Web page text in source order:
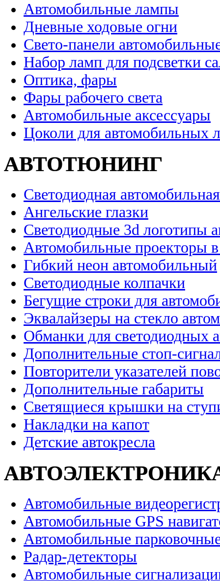
Автомобильные лампы
Дневные ходовые огни
Свето-панели
Набор ламп для подсветки
Оптика, фары
Фары рабочего света
Автомобильные аксессуары
Цоколи для автомобильных
АВТОТЮНИНГ
Светодиодная
Ангельские глазки
Светодиодные 3d логотипы
Автомобильные проекторы
Гибкий неон автомобильный
Светодиодные колпачки
Бегущие строки для
Эквалайзеры на стекло
Обманки для светодиодных
Дополнительные стоп-
Повторители указателей
Дополнительные габариты
Светящиеся крышки на
Накладки на капот
Детские автокресла
Автомобильные
Автомобильные GPS
Автомобильные
Радар-детекторы
Автомобильные